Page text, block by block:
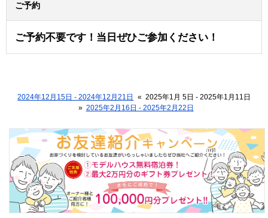
ご予約
ご予約不要です！当日ぜひご参加ください！
2024年12月15日 - 2024年12月21日 « 2025年1月 5日 - 2025年1月11日
» 2025年2月16日 - 2025年2月22日